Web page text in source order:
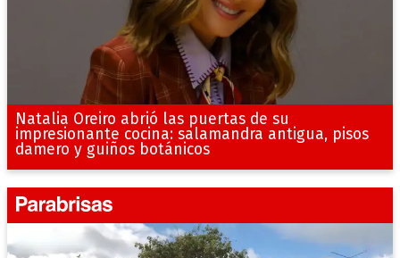
Natalia Oreiro abrió las puertas de su
impresionante cocina: salamandra antigua, pisos
damero y guiños botánicos